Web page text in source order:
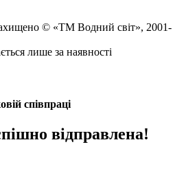
© «ТМ Водний світ», 2001-
лише за наявності
співпраці
відправлена!